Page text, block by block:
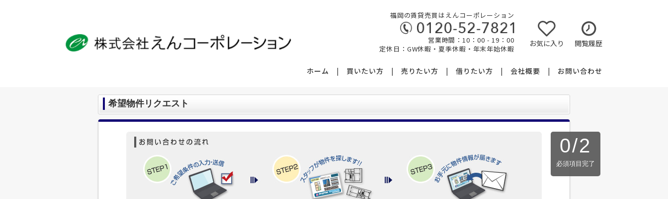
福岡の賃貸売買はえんコーポレーション
営業時間：10：00 - 19：00
定休日：GW休暇・夏季休暇・年末年始休暇
お気に入り 閲覧履歴
ホーム 買いたい方 売りたい方 借りたい方 会社概要 お問い合わせ
希望物件リクエスト
0/2
必須項目完了